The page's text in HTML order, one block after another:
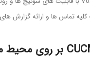
کلیه تماس ها و ارائه گزارش
بر روی محیط